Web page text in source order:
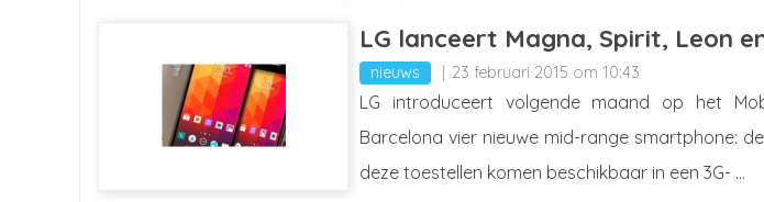
LG lanceert Magna, Spirit, Leon
nieuws 23 februari 2015 om 10:43
LG introduceert volgende maand op het
Barcelona vier nieuwe mid-range smartphone:
deze toestellen komen beschikbaar in een 3G- ...